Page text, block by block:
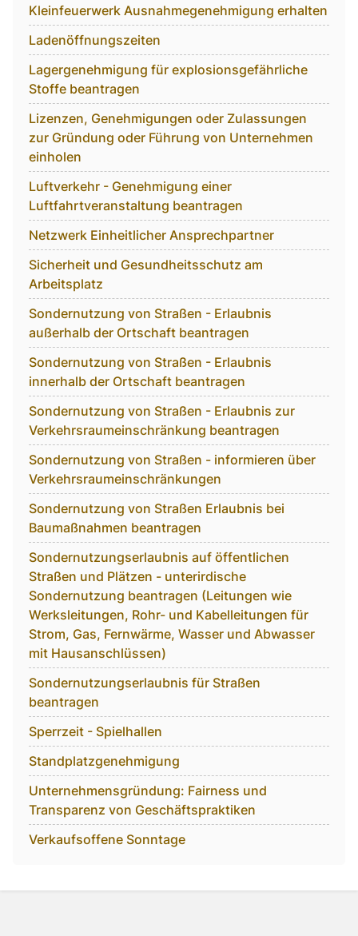
Kleinfeuerwerk Ausnahmegenehmigung erhalten
Ladenöffnungszeiten
Lagergenehmigung für explosionsgefährliche
Stoffe beantragen
Lizenzen, Genehmigungen oder Zulassungen
zur Gründung oder Führung von Unternehmen
einholen
Luftverkehr - Genehmigung einer
Luftfahrtveranstaltung beantragen
Netzwerk Einheitlicher Ansprechpartner
Sicherheit und Gesundheitsschutz am
Arbeitsplatz
Sondernutzung von Straßen - Erlaubnis
außerhalb der Ortschaft beantragen
Sondernutzung von Straßen - Erlaubnis
innerhalb der Ortschaft beantragen
Sondernutzung von Straßen - Erlaubnis zur
Verkehrsraumeinschränkung beantragen
Sondernutzung von Straßen - informieren über
Verkehrsraumeinschränkungen
Sondernutzung von Straßen Erlaubnis bei
Baumaßnahmen beantragen
Sondernutzungserlaubnis auf öffentlichen
Straßen und Plätzen - unterirdische
Sondernutzung beantragen (Leitungen wie
Werksleitungen, Rohr- und Kabelleitungen für
Strom, Gas, Fernwärme, Wasser und Abwasser
mit Hausanschlüssen)
Sondernutzungserlaubnis für Straßen
beantragen
Sperrzeit - Spielhallen
Standplatzgenehmigung
Unternehmensgründung: Fairness und
Transparenz von Geschäftspraktiken
Verkaufsoffene Sonntage